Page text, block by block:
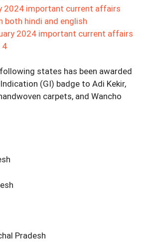
2024 important current affairs
both hindi and english
2024 important current affairs
4
states has been awarded
(GI) badge to Adi Kekir,
carpets, and Wancho
Pradesh